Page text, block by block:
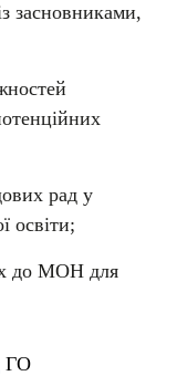
засновниками,
рад у
освіти;
до МОН для
ГО